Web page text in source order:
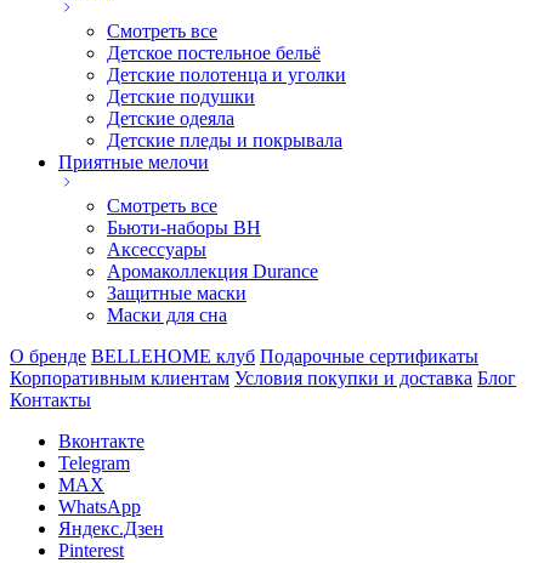
Смотреть все
Детское постельное бельё
Детские полотенца и уголки
Детские подушки
Детские одеяла
Детские пледы и покрывала
Приятные мелочи
Смотреть все
Бьюти-наборы ВН
Аксессуары
Аромаколлекция Durance
Защитные маски
Маски для сна
О бренде BELLEHOME клуб Подарочные сертификаты
Корпоративным клиентам Условия покупки и доставка Блог
Контакты
Вконтакте
Telegram
MAX
WhatsApp
Яндекс.Дзен
Pinterest